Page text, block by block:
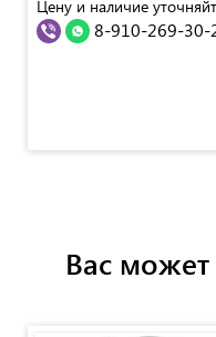
Цену и наличие
8-910-269-30-
Вас может